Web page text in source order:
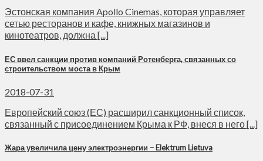
Эстонская компания Apollo Cinemas, которая управляет
сетью ресторанов и кафе, книжных магазинов и
кинотеатров, должна [...]
ЕС ввел санкции против компаний Ротенберга, связанных со
строительством моста в Крым
2018-07-31
Европейский союз (ЕС) расширил санкционный список,
связанный с присоединением Крыма к РФ, внеся в него [...]
Жара увеличила цену электроэнергии – Elektrum Lietuva